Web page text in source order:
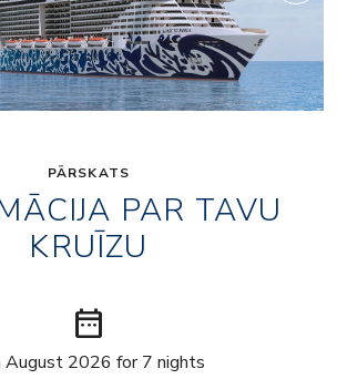
PĀRSKATS
PAR TAVU
KRUĪZU
date_range
2026 for 7 nights